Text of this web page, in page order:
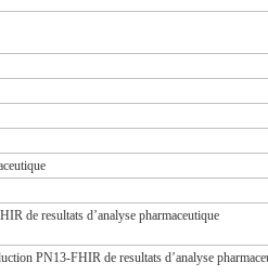
de resultats d’analyse pharmaceutique
PN13-FHIR de resultats d’analyse